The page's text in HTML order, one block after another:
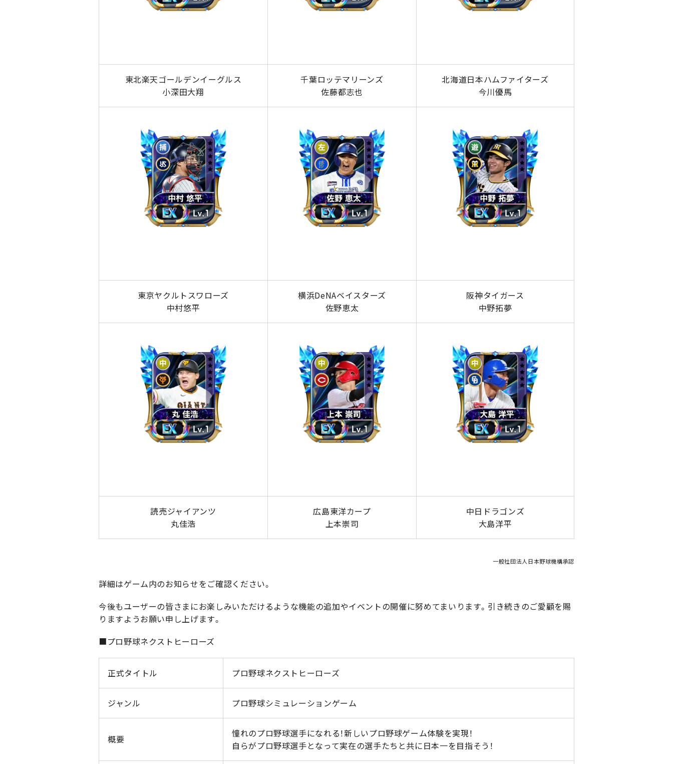
東北楽天ゴールデンイーグルス
小深田大翔
千葉ロッテマリーンズ
佐藤都志也
北海道日本ハムファイターズ
今川優馬
東京ヤクルトスワローズ
中村悠平
横浜DeNAベイスターズ
佐野恵太
阪神タイガース
中野拓夢
読売ジャイアンツ
丸佳浩
広島東洋カープ
上本崇司
中日ドラゴンズ
大島洋平
一般社団法人日本野球機構承認
詳細はゲーム内のお知らせをご確認ください。
今後もユーザーの皆さまにお楽しみいただけるような機能の追加やイベントの開催に努めてまいります。引き続きのご愛顧を賜
りますようお願い申し上げます。
■プロ野球ネクストヒーローズ
正式タイトル プロ野球ネクストヒーローズ
ジャンル プロ野球シミュレーションゲーム
概要
憧れのプロ野球選手になれる！新しいプロ野球ゲーム体験を実現！
自らがプロ野球選手となって実在の選手たちと共に日本一を目指そう！